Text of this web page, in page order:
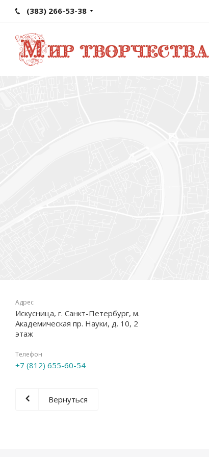
(383) 266-53-38
Адрес
Искусница, г. Санкт-Петербург, м.
Академическая пр. Науки, д. 10, 2
этаж
Телефон
+7 (812) 655-60-54
Вернуться